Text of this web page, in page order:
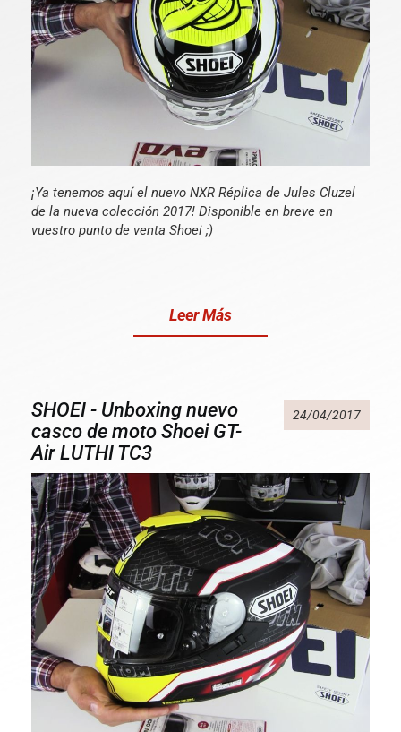
¡Ya tenemos aquí el nuevo NXR Réplica de Jules Cluzel
de la nueva colección 2017! Disponible en breve en
vuestro punto de venta Shoei ;)
Leer Más
SHOEI - Unboxing nuevo
casco de moto Shoei GT-
Air LUTHI TC3
24/04/2017